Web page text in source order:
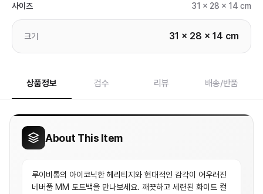
사이즈 31 x 28 x 14 cm
크기 31 x 28 x 14 cm
상품정보 검수 리뷰 배송/반품
About This Item
루이비통의 아이코닉한 헤리티지와 현대적인 감각이 어우러진
네버풀 MM 토트백을 만나보세요. 깨끗하고 세련된 화이트 컬